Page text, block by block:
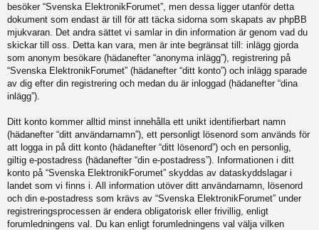
besöker “Svenska ElektronikForumet”, men dessa ligger utanför detta
dokument som endast är till för att täcka sidorna som skapats av phpBB
mjukvaran. Det andra sättet vi samlar in din information är genom vad du
skickar till oss. Detta kan vara, men är inte begränsat till: inlägg gjorda
som anonym besökare (hädanefter “anonyma inlägg”), registrering på
“Svenska ElektronikForumet” (hädanefter “ditt konto”) och inlägg sparade
av dig efter din registrering och medan du är inloggad (hädanefter “dina
inlägg”).
Ditt konto kommer alltid minst innehålla ett unikt identifierbart namn
(hädanefter “ditt användarnamn”), ett personligt lösenord som används för
att logga in på ditt konto (hädanefter “ditt lösenord”) och en personlig,
giltig e-postadress (hädanefter “din e-postadress”). Informationen i ditt
konto på “Svenska ElektronikForumet” skyddas av dataskyddslagar i
landet som vi finns i. All information utöver ditt användarnamn, lösenord
och din e-postadress som krävs av “Svenska ElektronikForumet” under
registreringsprocessen är endera obligatorisk eller frivillig, enligt
forumledningens val. Du kan enligt forumledningens val välja vilken